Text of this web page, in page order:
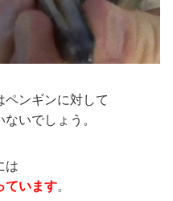
ンギンに対して
いでしょう。
は
ています。